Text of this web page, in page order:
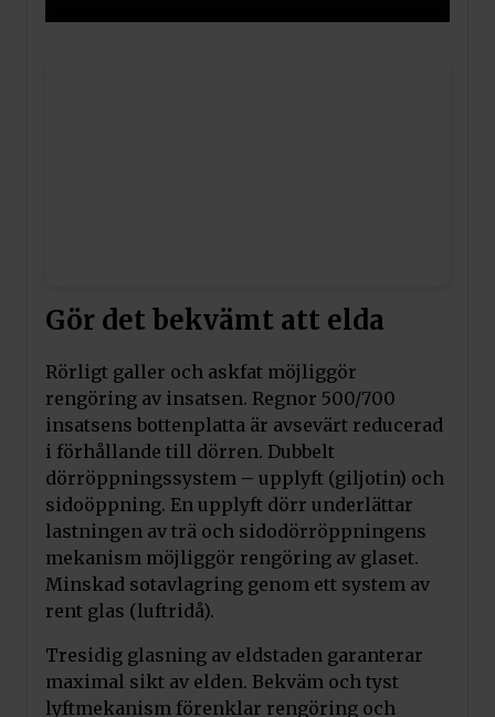
Gör det bekvämt att elda
Rörligt galler och askfat möjliggör
rengöring av insatsen. Regnor 500/700
insatsens bottenplatta är avsevärt reducerad
i förhållande till dörren. Dubbelt
dörröppningssystem – upplyft (giljotin) och
sidoöppning. En upplyft dörr underlättar
lastningen av trä och sidodörröppningens
mekanism möjliggör rengöring av glaset.
Minskad sotavlagring genom ett system av
rent glas (luftridå).
Tresidig glasning av eldstaden garanterar
maximal sikt av elden. Bekväm och tyst
lyftmekanism förenklar rengöring och